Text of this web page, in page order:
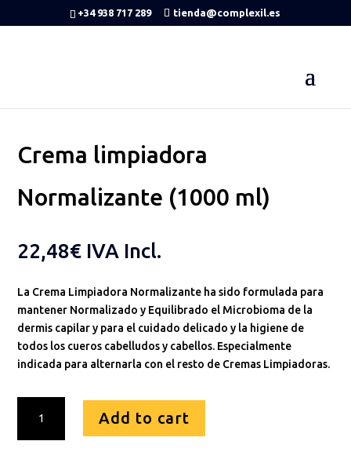
+34 938 717 289 tienda@complexil.es
PARA TODOS LOS CABELLOS
Crema limpiadora
Normalizante (1000 ml)
22,48€ IVA Incl.
La Crema Limpiadora Normalizante ha sido formulada para
mantener Normalizado y Equilibrado el Microbioma de la
dermis capilar y para el cuidado delicado y la higiene de
todos los cueros cabelludos y cabellos. Especialmente
indicada para alternarla con el resto de Cremas Limpiadoras.
limpiadora
Normalizante
Add to cart